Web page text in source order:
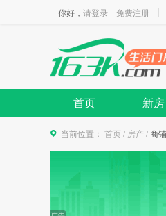
你好， 请登录 免费注册
首页 新房
当前位置： 首页 / 房产/商